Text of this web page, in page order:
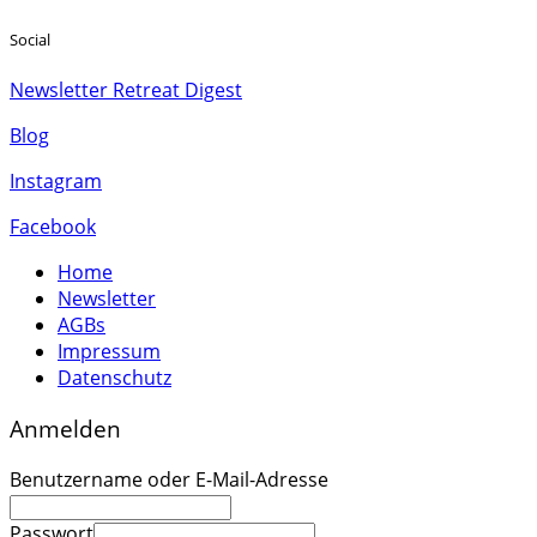
Social
Newsletter Retreat Digest
Blog
Instagram
Facebook
Home
Newsletter
AGBs
Impressum
Datenschutz
Anmelden
Benutzername oder E-Mail-Adresse